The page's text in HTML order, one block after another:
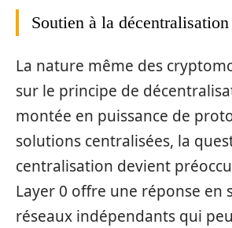
Soutien à la décentralisation
La nature même des
sur le principe de
montée en puissance de
solutions centralisées, la
centralisation devient
Layer 0 offre une réponse en
réseaux indépendants qui